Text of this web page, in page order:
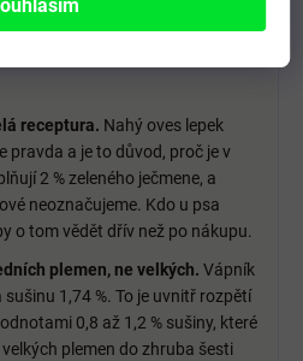
receptura. Nahý oves lepek
pravda a je to důvod, proč je v
2 % zeleného ječmene, a
neoznačujeme. Kdo u psa
o tom vědět dřív než po nákupu.
plemen, ne velkých. Vápník
sušinu 1,74 %. To je uvnitř rozpětí
0,8 až 1,2 % sušiny, které
plemen do zhruba šesti